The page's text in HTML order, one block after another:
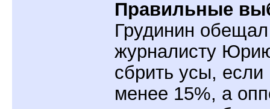
Правильные
Грудинин обещал
журналисту
сбрить усы, если
менее 15%, а